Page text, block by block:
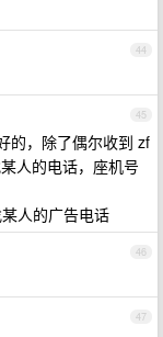
44
45
的，除了偶尔收到 zf
人的电话，座机号
人的广告电话
46
47